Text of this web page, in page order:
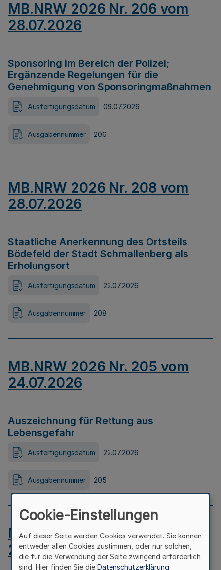
MB.NRW 2026 Nr. 206 vom
28.07.2026
Sponsoring im Bereich der Polizei;
Ergänzende Regelungen für die
Genehmigung von Sponsoringmaßnahmen
Ausfertigungsdatum 09.07.2026
Ausgabennummer 206
MB.NRW 2026 Nr. 208 vom
28.07.2026
Staatliche Anerkennung des Ortsteils
Bödefeld der Stadt Schmallenberg als
Erholungsort
Ausfertigungsdatum 22.07.2026
Ausgabennummer 208
MB.NRW 2026 Nr. 205 vom
24.07.2026
Auszeichnung für Rettung aus
Lebensgefahr
Ausfertigungsdatum 22.07.2026
Ausgabennummer 205
MB.NRW 2026 Nr. 204 vom
24.07.2026
Cookie-Einstellungen
Auf dieser Seite werden Cookies verwendet. Sie können
entweder allen Cookies zustimmen, oder nur solchen,
die für die Verwendung der Seite zwingend erforderlich
sind. Hier finden Sie die Datenschutzerklärung